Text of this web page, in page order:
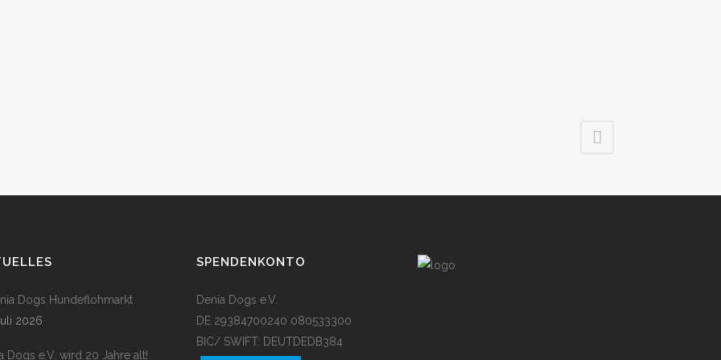
Dogs Hundeflohmarkt
2026
Dogs e.V. wird 20 Jahre alt!
SPENDENKONTO
Denia Dogs e.V.
DE 29384700240 080533300
BIC/ SWIFT: DEUTDEDB384